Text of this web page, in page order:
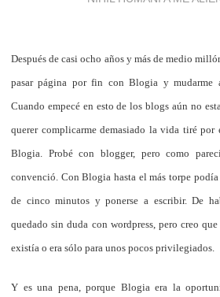
Después de casi ocho años y más de medio
pasar página por fin con Blogia y mudarme
Cuando empecé en esto de los blogs aún no
querer complicarme demasiado la vida tiré por
Blogia. Probé con blogger, pero como
convenció. Con Blogia hasta el más torpe
de cinco minutos y ponerse a escribir. De
quedado sin duda con wordpress, pero creo
existía o era sólo para unos pocos privilegiados.
Y es una pena, porque Blogia era la